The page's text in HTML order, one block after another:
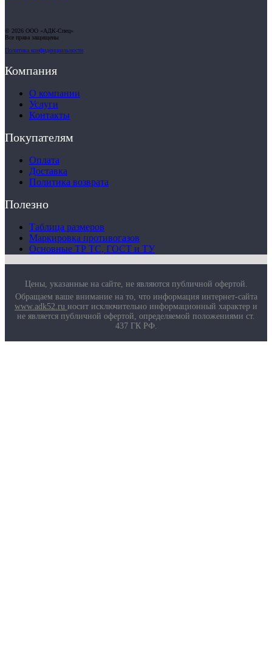
© 2026 ООО «АДК-Спец»
Все права защищены
Политика конфиденциальности
Компания
О компании
Услуги
Контакты
Покупателям
Оплата
Доставка
Политика возврата
Полезно
Таблица размеров
Маркировка противогазов
Основные ТР ТС, ГОСТ и ТУ
Цены, указанные на сайте, не являются публичной офертой.
Обращаем ваше внимание на то, что информация интернет-сайта
www.adk52.ru носит исключительно информационный характер и
не является публичной офертой, определяемой положениями ст.
437 ГК РФ.